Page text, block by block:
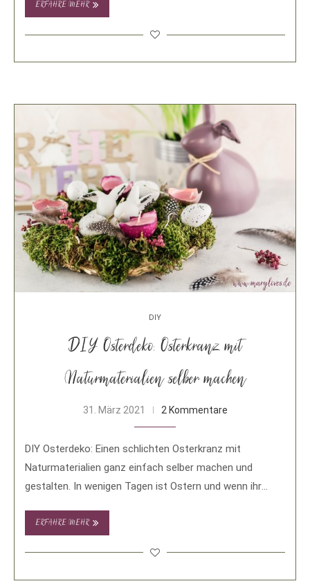
ERFAHRE MEHR
DIY
DIY Osterdeko: Osterkranz mit
Naturmaterialien selber machen
31. März 2021 2 Kommentare
DIY Osterdeko: Einen schlichten Osterkranz mit
Naturmaterialien ganz einfach selber machen und
gestalten. In wenigen Tagen ist Ostern und wenn ihr
ERFAHRE MEHR